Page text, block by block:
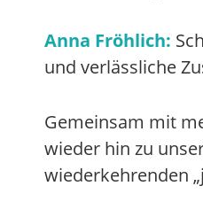
Anna Fröhlich:
und verlässliche
Gemeinsam mit
wieder hin zu
wiederkehrenden